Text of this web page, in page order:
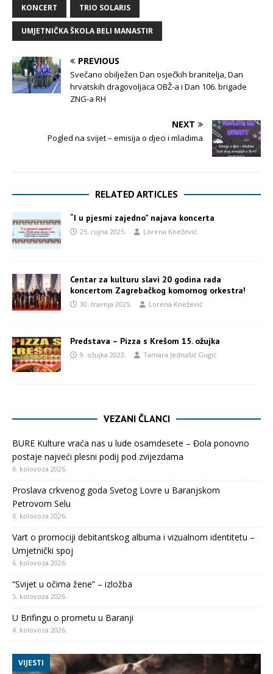
KONCERT TRIO SOLARIS
UMJETNIČKA ŠKOLA BELI MANASTIR
PREVIOUS
Svečano obilježen Dan osječkih branitelja, Dan
hrvatskih dragovoljaca OBŽ-a i Dan 106. brigade
ZNG-a RH
NEXT
Pogled na svijet – emisija o djeci i mladima
RELATED ARTICLES
“I u pjesmi zajedno” najava koncerta
25. rujna 2025. Lorena Knežević
Centar za kulturu slavi 20 godina rada
koncertom Zagrebačkog komornog orkestra!
30. travnja 2025. Lorena Knežević
Predstava – Pizza s Krešom 15. ožujka
9. ožujka 2023. Tamara Jednašić Gugić
VEZANI ČLANCI
BURE Kulture vraća nas u lude osamdesete – Đola ponovno
postaje najveći plesni podij pod zvijezdama
6. kolovoza 2026.
Proslava crkvenog goda Svetog Lovre u Baranjskom
Petrovom Selu
6. kolovoza 2026.
Vart o promociji debitantskog albuma i vizualnom identitetu –
Umjetnički spoj
6. kolovoza 2026.
“Svijet u očima žene” – izložba
5. kolovoza 2026.
U Brifingu o prometu u Baranji
4. kolovoza 2026.
VIJESTI